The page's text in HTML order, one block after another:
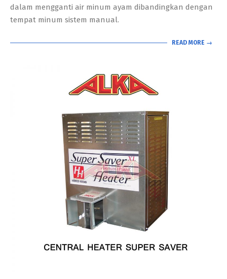
dalam mengganti air minum ayam dibandingkan dengan
tempat minum sistem manual.
READ MORE →